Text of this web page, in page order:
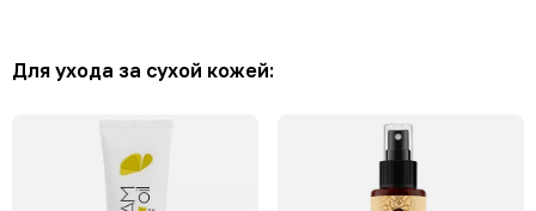
Для ухода за сухой кожей: